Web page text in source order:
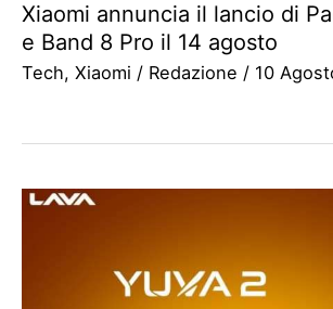
Xiaomi annuncia il lancio di
e Band 8 Pro il 14 agosto
Tech, Xiaomi / Redazione / 10